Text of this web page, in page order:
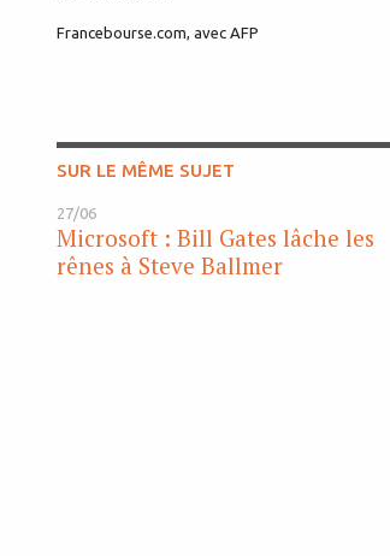
Francebourse.com, avec AFP
SUR LE MÊME SUJET
27/06
Microsoft : Bill Gates lâche les
rênes à Steve Ballmer